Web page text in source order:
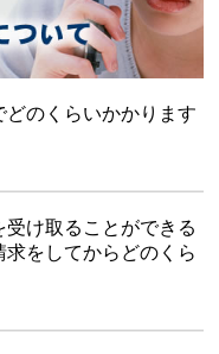
のくらいかかります
け取ることができる
をしてからどのくら